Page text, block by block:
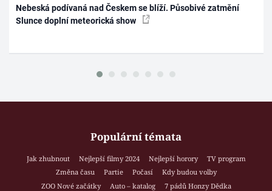
Nebeská podívaná nad Českem se blíží. Působivé zatmění
Slunce doplní meteorická show
Populární témata
Jak zhubnout Nejlepší filmy 2024 Nejlepší horory
TV program
Změna času
Partie Počasí
Kdy budou volby
ZOO Nové začátky
Auto – katalog
7 pádů Honzy Dědka